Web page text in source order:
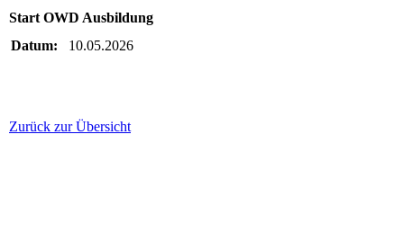
Start OWD Ausbildung
Datum:
10.05.2026
Zurück zur Übersicht